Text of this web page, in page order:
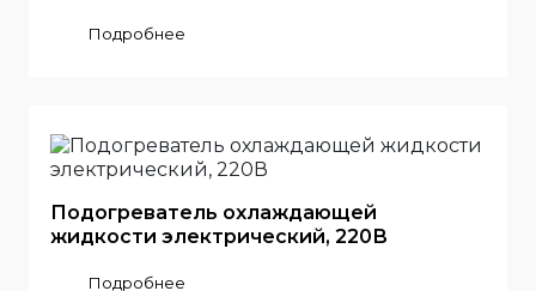
Подробнее
Подогреватель охлаждающей
жидкости электрический, 220В
Подробнее